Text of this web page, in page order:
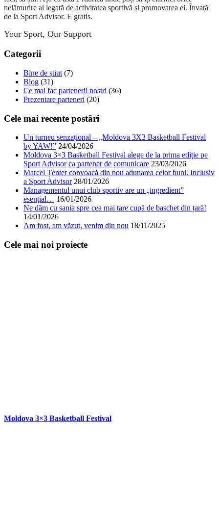
nelămurire ai legată de activitatea sportivă și promovarea ei. Învață
de la Sport Advisor. E gratis.
Your Sport, Our Support
Categorii
Bine de știut (7)
Blog (31)
Ce mai fac partenerii noștri (36)
Prezentare parteneri (20)
Cele mai recente postări
Un turneu senzațional – „Moldova 3X3 Basketball Festival
by YAW!” 24/04/2026
Moldova 3×3 Basketball Festival alege de la prima ediție pe
Sport Advisor ca partener de comunicare 23/03/2026
Marcel Țenter convoacă din nou adunarea celor buni. Inclusiv
a Sport Advisor 28/01/2026
Managementul unui club sportiv are un „ingredient”
esențial… 16/01/2026
Ne dăm cu sania spre cea mai tare cupă de baschet din țară!
14/01/2026
Am fost, am văzut, venim din nou 18/11/2025
Cele mai noi proiecte
Moldova 3×3 Basketball Festival